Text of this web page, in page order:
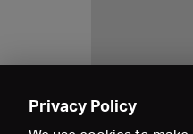
Privacy Policy